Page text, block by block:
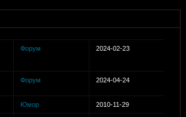
Форум 2024-02-23
Форум 2024-04-24
Юмор 2010-11-29